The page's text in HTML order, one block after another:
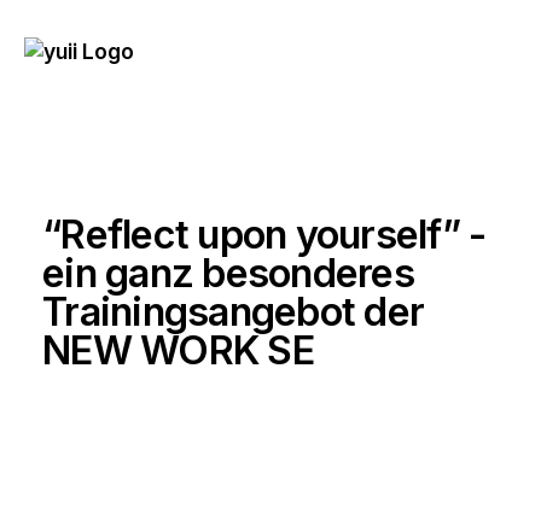
“Reflect upon yourself” -
ein ganz besonderes
Trainingsangebot der
NEW WORK SE